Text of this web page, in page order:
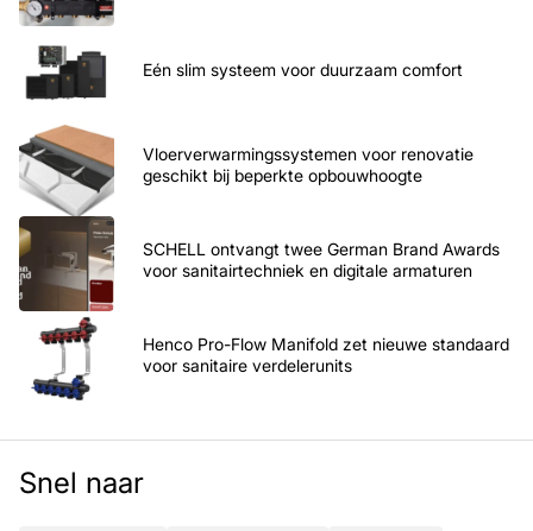
Eén slim systeem voor duurzaam comfort
Vloerverwarmingssystemen voor renovatie
geschikt bij beperkte opbouwhoogte
SCHELL ontvangt twee German Brand Awards
voor sanitairtechniek en digitale armaturen
Henco Pro-Flow Manifold zet nieuwe standaard
voor sanitaire verdelerunits
Snel naar